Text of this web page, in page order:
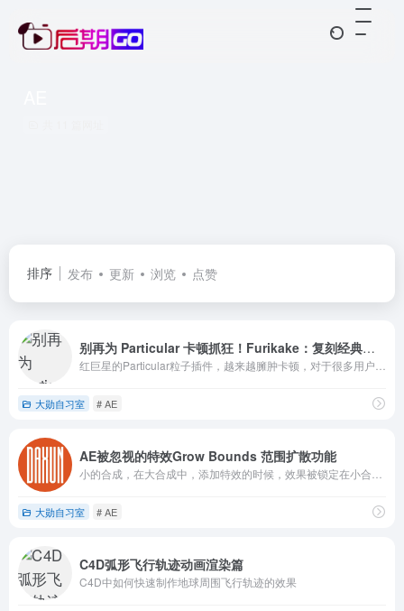
排序 发布 更新 浏览 点赞
别再为 Particular 卡顿抓狂！Furikake：复刻经典操作，还你流畅创作
大勋自习室 # AE
AE被忽视的特效Grow Bounds 范围扩散功能
大勋自习室 # AE
C4D弧形飞行轨迹动画渲染篇
C4D中如何快速制作地球周围飞行轨迹的效果